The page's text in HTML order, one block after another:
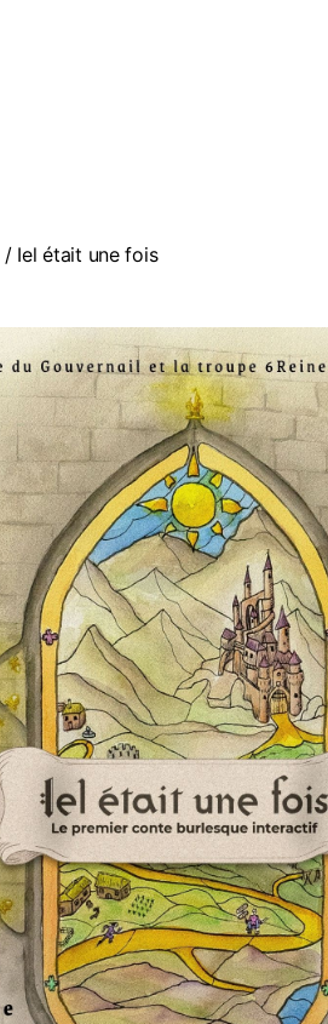
/ Iel était une fois